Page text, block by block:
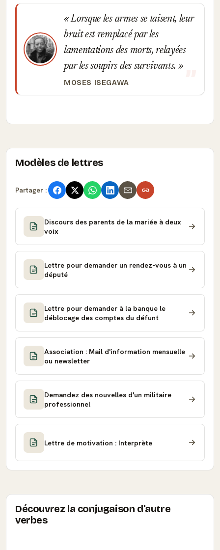
Lorsque les armes se taisent, leur
bruit est remplacé par les
lamentations des morts, relayées
par les soupirs des survivants.
MOSES ISEGAWA
Modèles de lettres
Partager :
Discours des parents de la mariée à deux
voix
Lettre pour demander un rendez-vous à un
député
Lettre pour demander à la banque le
déblocage des comptes du défunt
Association : Mail d'information mensuelle
ou newsletter
Demandez des nouvelles d'un militaire
professionnel
Lettre de motivation : Interprète
Découvrez la conjugaison d'autre
verbes